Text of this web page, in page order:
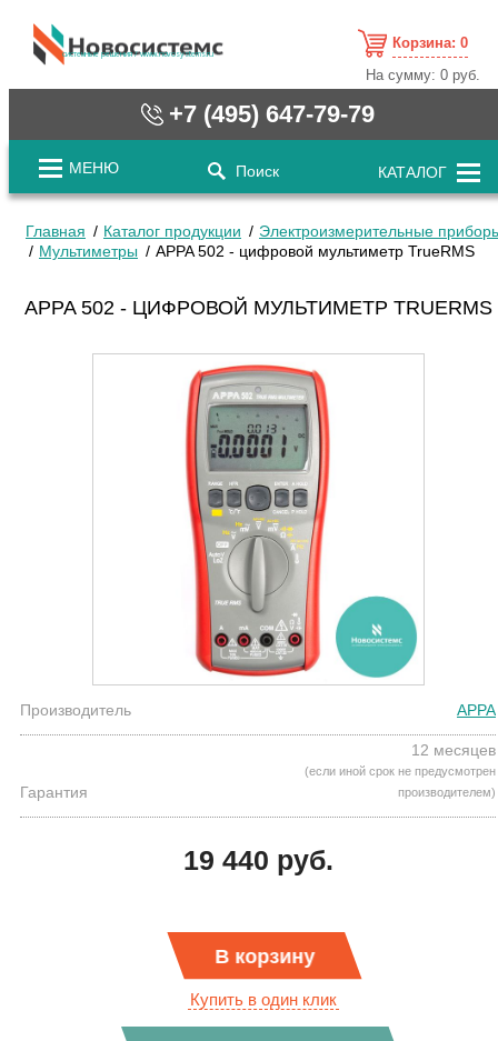
cистемные решения / www.novosystems.ru
Корзина: 0
На сумму:0 руб.
+7 (495) 647-79-79
МЕНЮ Поиск КАТАЛОГ
Главная Каталог продукции
Электроизмерительные
Мультиметры
APPA 502 - цифровой мультиметр TrueRMS
APPA 502 - ЦИФРОВОЙ МУЛЬТИМЕТР TRUERMS
Производитель APPA
Гарантия
12 месяцев
(если иной срок не предусмотрен
производителем)
19 440 руб.
В корзину
Купить в один клик